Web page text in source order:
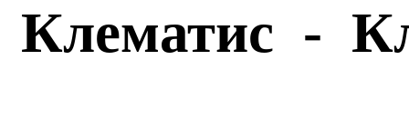
Клематис -